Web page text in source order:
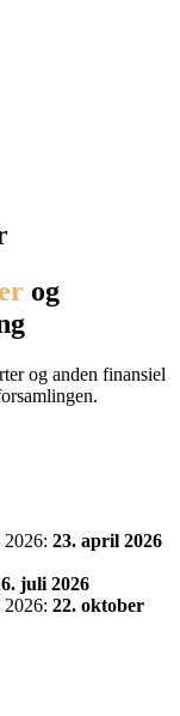
og
og anden finansiel
23. april 2026
juli 2026
22. oktober